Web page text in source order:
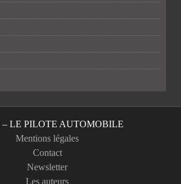
– LE PILOTE AUTOMOBILE
Mentions légales
Contact
Newsletter
Les auteurs